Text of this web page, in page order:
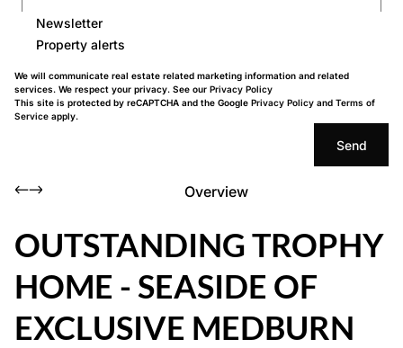
Newsletter
Property alerts
We will communicate real estate related marketing information and related
services. We respect your privacy. See our Privacy Policy
This site is protected by reCAPTCHA and the Google Privacy Policy and Terms of
Service apply.
Send
Overview
OUTSTANDING TROPHY
HOME - SEASIDE OF
EXCLUSIVE MEDBURN